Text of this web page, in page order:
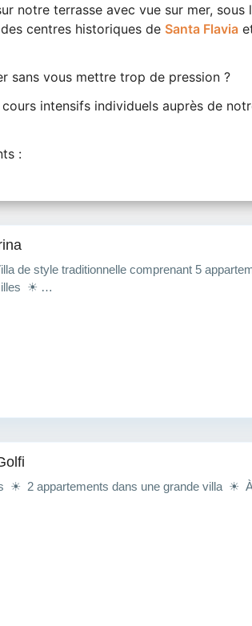
notre terrasse avec vue sur mer, sous
centres historiques de Santa Flavia
sans vous mettre trop de pression ?
intensifs individuels auprès de
:
de style traditionnelle comprenant 5
☀ …
☀ 2 appartements dans une grande villa ☀